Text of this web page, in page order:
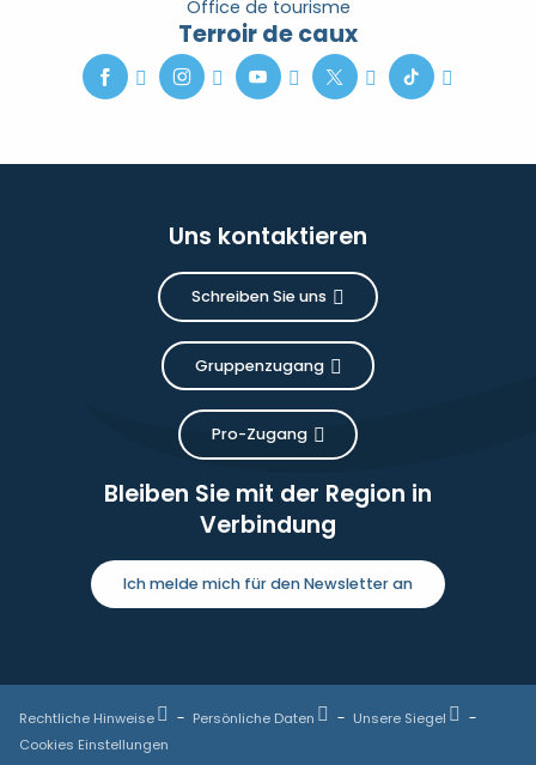
Office de tourisme
Terroir de caux
Uns kontaktieren
Schreiben Sie uns
Gruppenzugang
Pro-Zugang
Bleiben Sie mit der Region in
Verbindung
Ich melde mich für den Newsletter an
Rechtliche Hinweise Persönliche Daten
Unsere Siegel
Cookies Einstellungen